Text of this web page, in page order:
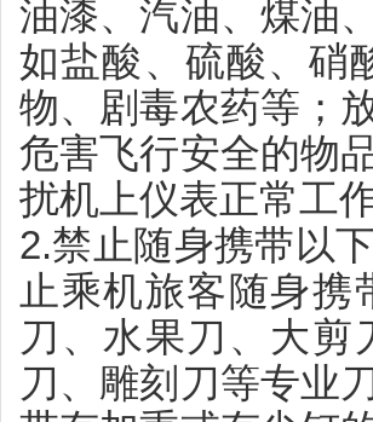
油漆、汽油、煤油
如盐酸、硫酸、硝
物、剧毒农药等；
危害飞行安全的物
扰机上仪表正常工
2.禁止随身携带以
止乘机旅客随身
刀、水果刀、大剪
刀、雕刻刀等专业